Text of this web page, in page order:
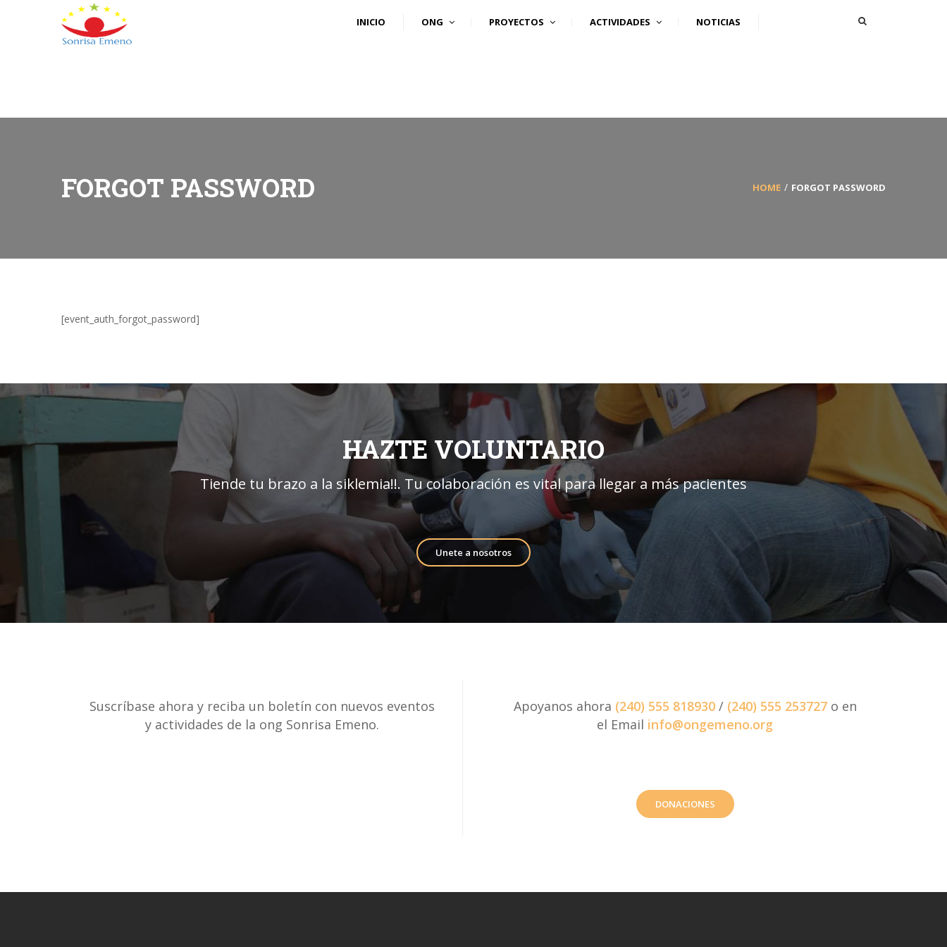
Barrio de Banapa, Malabo, Guinea Ecuatorial (+240) 555 818930 +
(+240) 555 253727
L-V: 9:00-15:00 Sab, Dom: Cerrado
INICIO ONG PROYECTOS ACTIVIDADES NOTICIAS
FORGOT PASSWORD HOME FORGOT PASSWORD
[event_auth_forgot_password]
HAZTE VOLUNTARIO
Tiende tu brazo a la siklemia!!. Tu colaboración es vital para llegar a más pacientes
Unete a nosotros
Suscríbase ahora y reciba un boletín con nuevos eventos
y actividades de la ong Sonrisa Emeno.
Apoyanos ahora (240) 555 818930/ (240) 555 253727o en
el Email info@ongemeno.org
DONACIONES